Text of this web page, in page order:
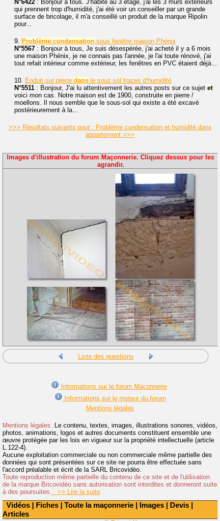
Vidéos | Fiches | Toute la maçonnerie | Images | Devis |
Articles
N°6422 : Bonjour à tous. J'habite au 3 étage, j'ai les 3 murs extérieurs
qui prennent trop d'humidité, j'ai été voir un conseiller par un grande
surface de bricolage, il m'a conseillé un produit de la marque Ripolin
pour...
9. Problème condensation sous fenêtre maison Phénix
N°5567 : Bonjour à tous, Je suis désespérée, j'ai acheté il y a 6 mois
une maison Phénix, je ne connais pas l'année, je l'ai toute rénové, j'ai
tout refait intérieur comme extérieur, les fenêtres en PVC étaient déjà...
10. Enduit sur pierre dans le sous sol traces d'humidité
N°5511 : Bonjour, J'ai lu attentivement les autres posts sur ce sujet et
voici mon cas. Notre maison est de 1900, construite en pierre /
moellons. Il nous semble que le sous-sol qui existe a été excavé
postérieurement à la...
>>> Résultats suivants pour : Problème condensation et humidité dans
appartement >>>
Images d'illustration du forum Maçonnerie. Cliquez dessus pour les
agrandir.
Liste des questions
Informations sur le forum Maçonnerie
Informations sur le moteur du forum
Mentions légales
Mentions légales :Le contenu, textes, images, illustrations sonores, vidéos,
photos, animations, logos et autres documents constituent ensemble une
œuvre protégée par les lois en vigueur sur la propriété intellectuelle (article
L.122-4).
Aucune exploitation commerciale ou non commerciale même partielle des
données qui sont présentées sur ce site ne pourra être effectuée sans
l'accord préalable et écrit de la SARL Bricovidéo.
Toute reproduction même partielle du contenu de ce site et de l'utilisation
de la marque Bricovidéo sans autorisation sont interdites et donneront suite
à des poursuites.
>> Lire la suite